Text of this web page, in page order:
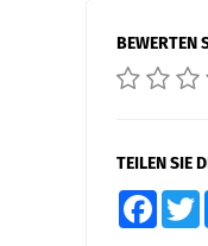
BEWERTEN
TEILEN SIE
Facebook